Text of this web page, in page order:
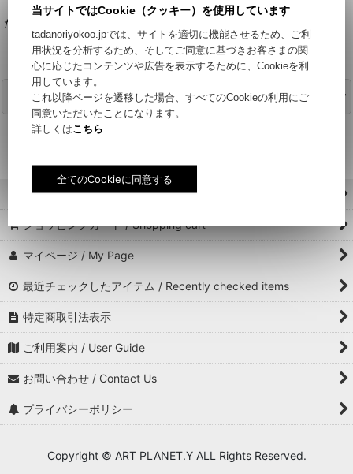
並び順:
絞り込む
ただいま準備中です。今しばらくお待ちください。
カテゴリで絞り込む
トップス / Tops
レッグウェア / Leg wear
帽子 / Hat, Cap
バッグ, ポーチ / Bag, Pouch
スケートボード / Skateboard
ホームスタイル / Home style
ホーム / Home
ショッピングカート / Shopping cart
マイページ / My Page
最近チェックしたアイテム / Recently checked items
特定商取引法表示
ご利用案内 / User Guide
お問い合わせ / Contact Us
プライバシーポリシー
Copyright © ART PLANET.Y ALL Rights Reserved.
当サイトではCookie（クッキー）を使用しています
tadanoriyokoo.jpでは、サイトを適切に機能させるため、ご利
用状況を分析するため、そしてご同意に基づきお客さまの関
心に応じたコンテンツや広告を表示するために、Cookieを利
用しています。
これ以降ページを遷移した場合、すべてのCookieの利用にご
同意いただいたことになります。
詳しくはこちら